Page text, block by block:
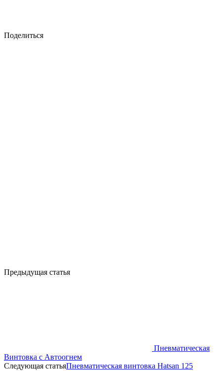
Поделиться
Предыдущая статья
Пневматическая
Винтовка с Автоогнем
Следующая статьяПневматическая винтовка Hatsan 125